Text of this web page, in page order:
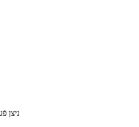
ניצן